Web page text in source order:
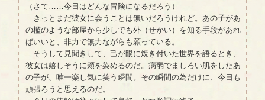
（さて……今日はどんな冒険になるだろう）
きっとまだ彼女に会うことは無いだろうけれど。あの子があ
の檻のような部屋から少しでも外（せかい）を知る手段があれ
ばいいと、非力で無力ながらも願っている。
そうして見聞きして、己が眼に焼き付いた世界を語るとき、
彼女は嬉しそうに頬を染めるのだ。病弱でましろい肌をしたあ
の子が、唯一楽し気に笑う瞬間。その瞬間の為だけに、今日も
頑張ろうと思えるのだ。